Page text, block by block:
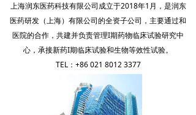
上海润东医药科技有限公司成立于2018年1月，是润东
医药研发（上海）有限公司的全资子公司，主要通过和
医院的合作，共建并负责管理I期药物临床试验研究中
心，承接新药I期临床试验和生物等效性试验。
TEL：+86 021 8012 3377